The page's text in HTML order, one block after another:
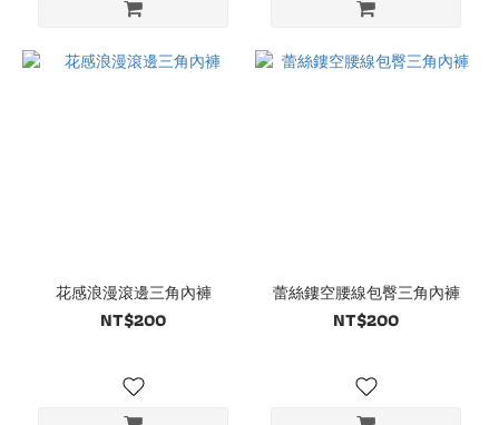
花感浪漫滾邊三角內褲
NT$200
蕾絲鏤空腰線包臀三角內褲
NT$200